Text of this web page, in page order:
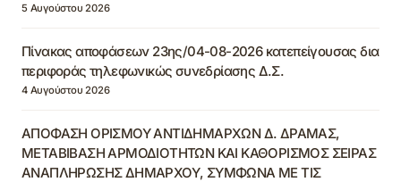
5 Αυγούστου 2026
Πίνακας αποφάσεων 23ης/04-08-2026 κατεπείγουσας δια
περιφοράς τηλεφωνικώς συνεδρίασης Δ.Σ.
4 Αυγούστου 2026
ΑΠΟΦΑΣΗ ΟΡΙΣΜΟΥ ΑΝΤΙΔΗΜΑΡΧΩΝ Δ. ΔΡΑΜΑΣ,
ΜΕΤΑΒΙΒΑΣΗ ΑΡΜΟΔΙΟΤΗΤΩΝ ΚΑΙ ΚΑΘΟΡΙΣΜΟΣ ΣΕΙΡΑΣ
ΑΝΑΠΛΗΡΩΣΗΣ ΔΗΜΑΡΧΟΥ, ΣΥΜΦΩΝΑ ΜΕ ΤΙΣ